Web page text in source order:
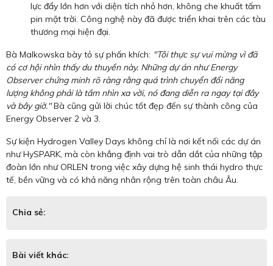
lực đẩy lớn hơn với diện tích nhỏ hơn, không che khuất tấm
pin mặt trời. Công nghệ này đã được triển khai trên các tàu
thương mại hiện đại.
Bà Malkowska bày tỏ sự phấn khích: "Tôi thực sự vui mừng vì đã
có cơ hội nhìn thấy du thuyền này. Những dự án như Energy
Observer chứng minh rõ ràng rằng quá trình chuyển đổi năng
lượng không phải là tầm nhìn xa vời, nó đang diễn ra ngay tại đây
và bây giờ."Bà cũng gửi lời chúc tốt đẹp đến sự thành công của
Energy Observer 2 và 3.
Sự kiện Hydrogen Valley Days không chỉ là nơi kết nối các dự án
như HySPARK, mà còn khẳng định vai trò dẫn dắt của những tập
đoàn lớn như ORLEN trong việc xây dựng hệ sinh thái hydro thực
tế, bền vững và có khả năng nhân rộng trên toàn châu Âu.
Chia sẻ:
Bài viết khác: